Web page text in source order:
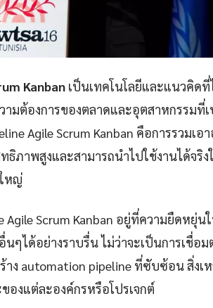
Kanban เป็นเทคโนโลยีและแนวคิด
ามต้องการของตลาดและอุตสาหกรรมที่
Agile Scrum Kanban คือการรวมเ
ภาพสูงและสามารถนำไปใช้งานได้จริ
หญ่
Agile Scrum Kanban อยู่ที่ความยืดหยุ่
ๆได้อย่างราบรื่น ไม่ว่าจะเป็นการเชื่อ
ง automation pipeline ที่ซับซ้อน สิ่งเ
องแต่ละองค์กรหรือโปรเจกต์